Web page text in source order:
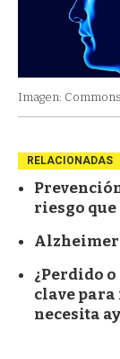
Imagen: Commons.
RELACIONADAS
riesgo
Alzheimer
¿Perdido
clave
necesita